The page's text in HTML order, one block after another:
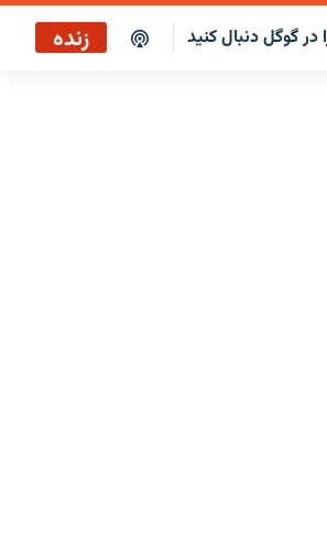
در گوگل دنبال کنید زنده